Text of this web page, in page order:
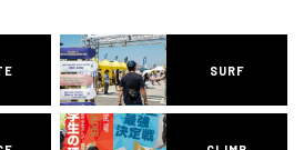
SURF